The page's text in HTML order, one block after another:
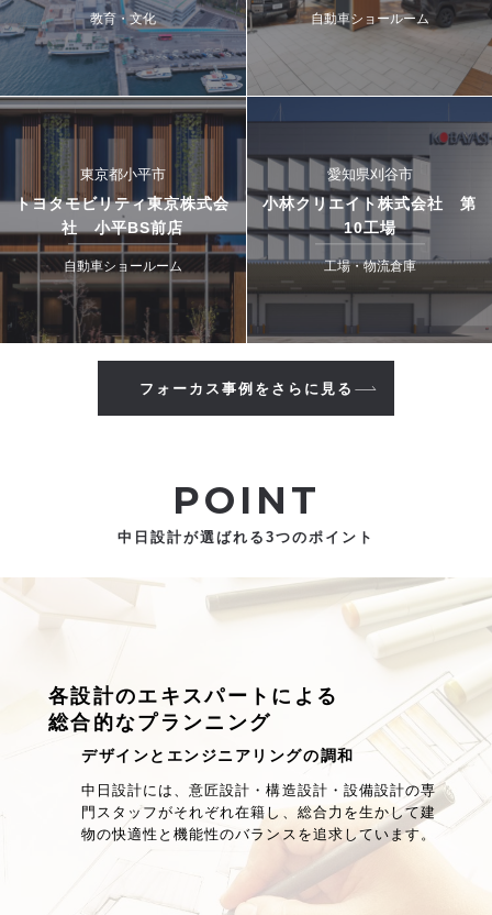
教育・文化 自動車ショールーム
東京都小平市
トヨタモビリティ東京株式会
社 小平BS前店
自動車ショールーム
愛知県刈谷市
小林クリエイト株式会社 第
10工場
工場・物流倉庫
フォーカス事例をさらに見る
POINT
中日設計が選ばれる3つのポイント
各設計のエキスパートによる
総合的なプランニング
デザインとエンジニアリングの調和
中日設計には、意匠設計・構造設計・設備設計の専
門スタッフがそれぞれ在籍し、総合力を生かして建
物の快適性と機能性のバランスを追求しています。